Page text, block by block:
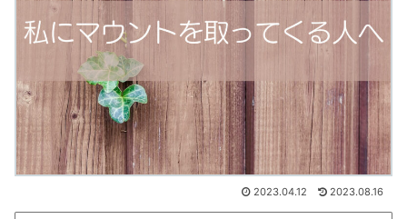
2023.04.12 2023.08.16